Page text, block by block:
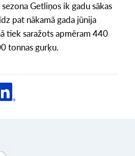
Getliņos ik gadu sākas
pat nākamā gada jūnija
tiek saražots apmēram 440
tonnas gurķu.